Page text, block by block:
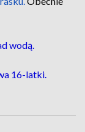
wodą.
16-latki.